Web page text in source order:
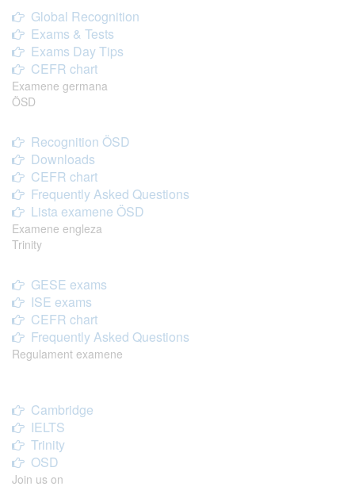
Global Recognition
Exams & Tests
Exams Day Tips
CEFR chart
Examene germana
ÖSD
Recognition ÖSD
Downloads
CEFR chart
Frequently Asked Questions
Lista examene ÖSD
Examene engleza
Trinity
GESE exams
ISE exams
CEFR chart
Frequently Asked Questions
Regulament examene
Cambridge
IELTS
Trinity
OSD
Join us on